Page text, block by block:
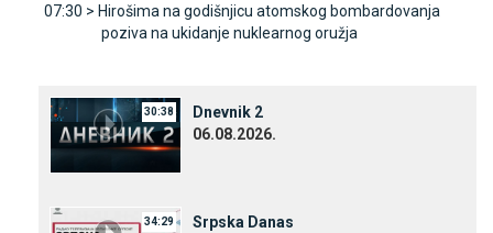
07:30 > Hirošima na godišnjicu atomskog bombardovanja
poziva na ukidanje nuklearnog oružja
30:38
Dnevnik 2
06.08.2026.
34:29
Srpska Danas